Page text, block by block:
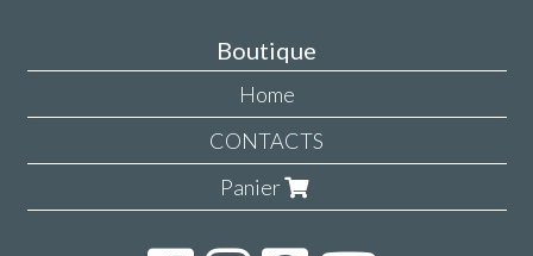
Boutique
Home
CONTACTS
Panier